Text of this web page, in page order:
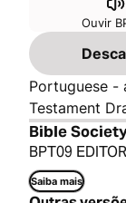
Ouvir
Portuguese -
Testament
Bible
BPT09 EDITOR
Saiba mais